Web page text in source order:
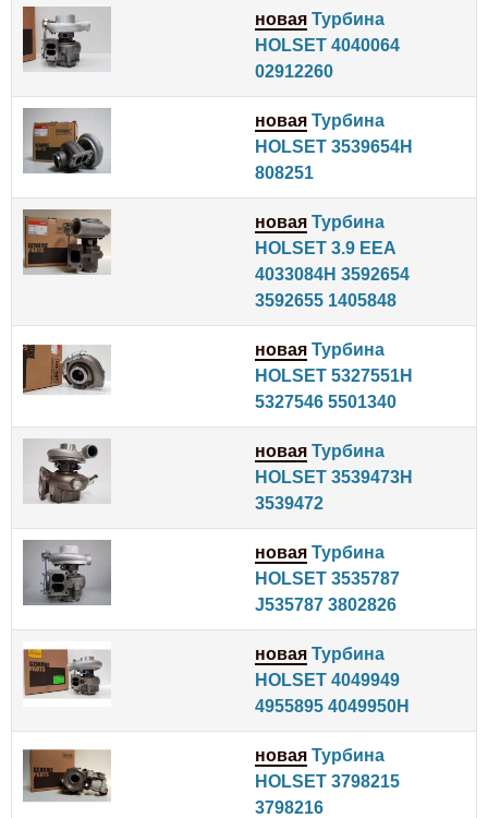
новая Турбина
HOLSET 4040064
02912260
новая Турбина
HOLSET 3539654H
808251
новая Турбина
HOLSET 3.9 EEA
4033084H 3592654
3592655 1405848
новая Турбина
HOLSET 5327551H
5327546 5501340
новая Турбина
HOLSET 3539473H
3539472
новая Турбина
HOLSET 3535787
J535787 3802826
новая Турбина
HOLSET 4049949
4955895 4049950H
новая Турбина
HOLSET 3798215
3798216